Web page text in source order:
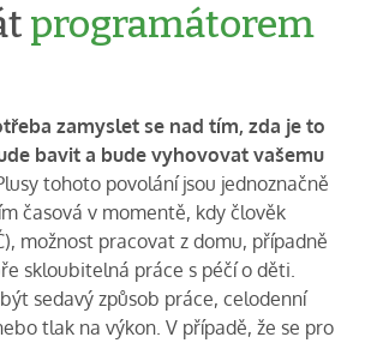
programátorem
zamyslet se nad tím, zda je to
bavit a bude vyhovovat vašemu
tohoto povolání jsou jednoznačně
časová v momentě, kdy člověk
možnost pracovat z domu, případně
skloubitelná práce s péčí o děti.
sedavý způsob práce, celodenní
tlak na výkon. V případě, že se pro